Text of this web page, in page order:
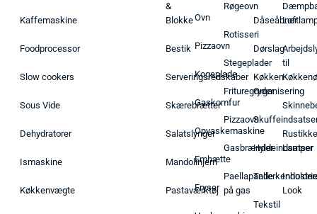
Kaffemaskine
Foodprocessor
Slow cookers
Sous Vide
Dehydratorer
Ismaskine
Køkkenvægte
&
Blokke
Bestik
Serveringsredskaber
Skærebrætter
Salatslynger
Mandolinjern
Pastaværktøj
Ovn
Pizzaovn
Kogeplade
Gaskomfur
Opvaskemaskine
Emhætte
Fryser
Røgeovn
Rotisseri
Stegeplader
Frituregryder
Pizzaovn
Gasbrænder
Paellapande
på gas
Dåseåbner
Dørslag
Køkken
Organisering
Hyldeindsatser
Tekstil
til
Rustikke
Lamper
Look